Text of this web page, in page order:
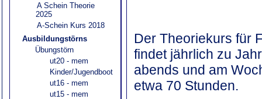
A Schein Theorie
2025
A-Schein Kurs 2018
Ausbildungstörns
Übungstörn
ut20 - mem
Kinder/Jugendboot
ut16 - mem
ut15 - mem
Der Theoriekurs für
findet jährlich zu
abends und am
etwa 70 Stunden.